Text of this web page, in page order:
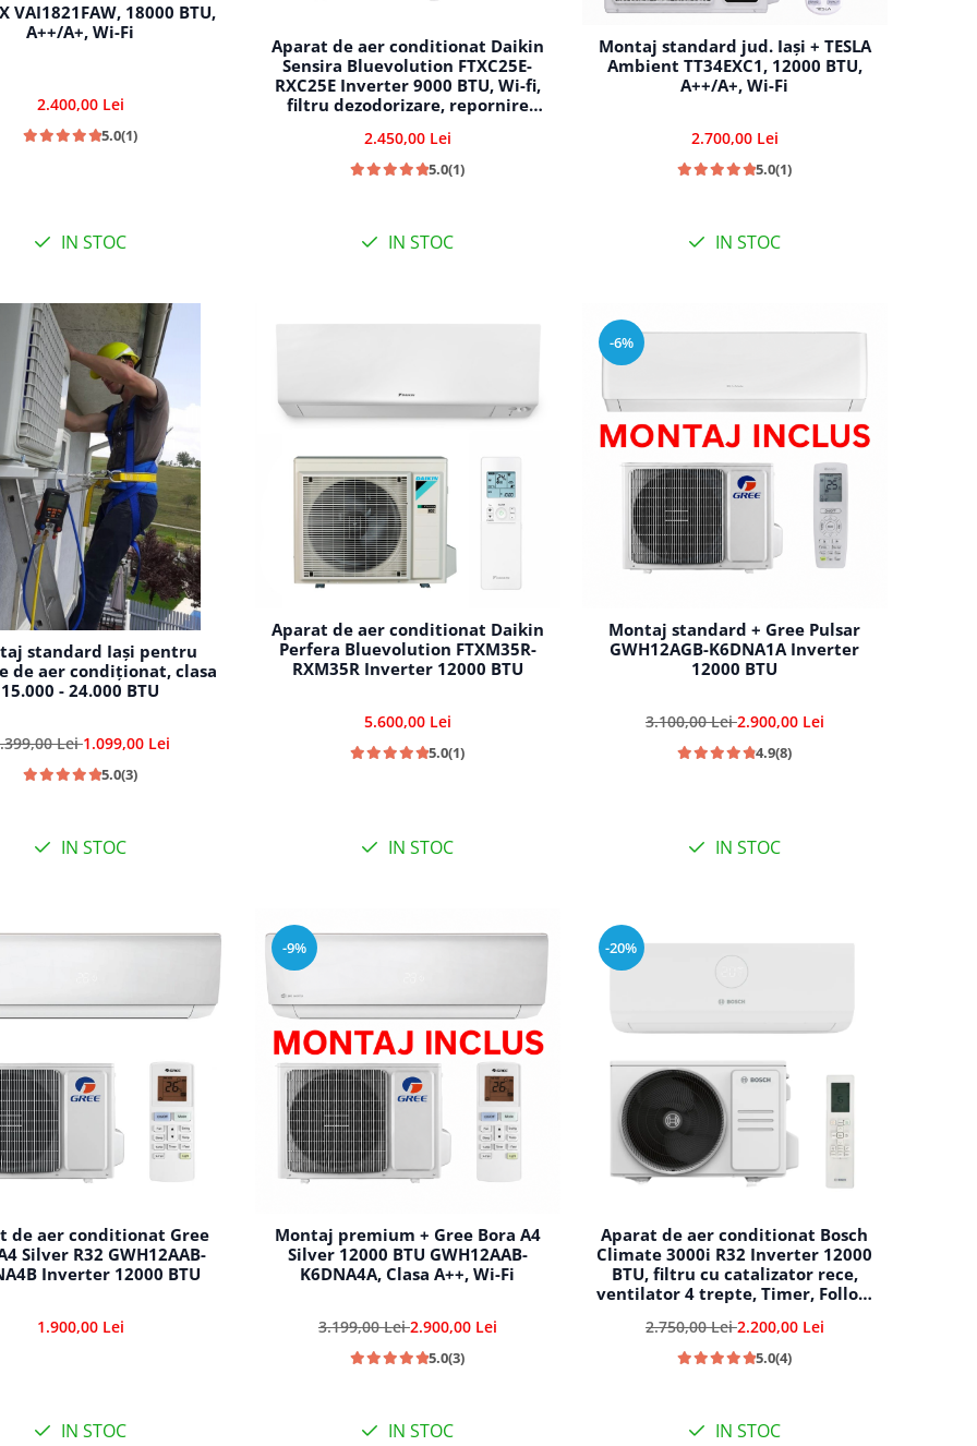
VAI1821FAW, 18000 BTU,
A++/A+, Wi-Fi
2.400,00 Lei
5.0(1)
IN STOC
Aparat de aer conditionat Daikin
Sensira Bluevolution FTXC25E-
RXC25E Inverter 9000 BTU, Wi-fi,
filtru dezodorizare, repornire
comutare automata racire-
incalzire
2.450,00 Lei
5.0(1)
IN STOC
Montaj standard jud. Iași + TESLA
Ambient TT34EXC1, 12000 BTU,
A++/A+, Wi-Fi
2.700,00 Lei
5.0(1)
IN STOC
standard Iași pentru
de aer condiționat, clasa
15.000 - 24.000 BTU
Lei1.099,00 Lei
5.0(3)
IN STOC
Aparat de aer conditionat Daikin
Perfera Bluevolution FTXM35R-
RXM35R Inverter 12000 BTU
5.600,00 Lei
5.0(1)
IN STOC
-6%
Montaj standard + Gree Pulsar
GWH12AGB-K6DNA1A Inverter
12000 BTU
3.100,00 Lei2.900,00 Lei
4.9(8)
IN STOC
de aer conditionat Gree
Silver R32 GWH12AAB-
Inverter 12000 BTU
1.900,00 Lei
IN STOC
-9%
Montaj premium + Gree Bora A4
Silver 12000 BTU GWH12AAB-
K6DNA4A, Clasa A++, Wi-Fi
3.199,00 Lei2.900,00 Lei
5.0(3)
IN STOC
-20%
Aparat de aer conditionat Bosch
Climate 3000i R32 Inverter 12000
BTU, filtru cu catalizator rece,
ventilator 4 trepte, Timer, Follow
CL3000iU W 35 E - CL3000i 35 E
2.750,00 Lei2.200,00 Lei
5.0(4)
IN STOC